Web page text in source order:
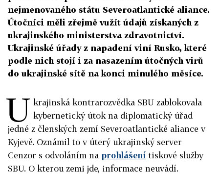
nejmenovaného státu Severoatlantické aliance.
Útočníci měli zřejmě vužít údajů získaných z
ukrajinského ministerstva zdravotnictví.
Ukrajinské úřady z napadení viní Rusko, které
podle nich stojí i za nasazením útočných virů
do ukrajinské sítě na konci minulého měsíce.
U krajinská kontrarozvědka SBU zablokovala
kybernetický útok na diplomatický úřad
jedné z členských zemí Severoatlantické aliance v
Kyjevě. Oznámil to v úterý ukrajinský server
Cenzor s odvoláním na prohlášení tiskové služby
SBU. O kterou zemi jde, informace neuvádí.